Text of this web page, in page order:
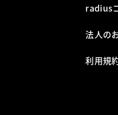
radius
法人の
利用規